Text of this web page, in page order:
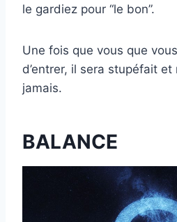
le gardiez pour “le bon”.
Une fois que vous que
d’entrer, il sera stupéfait
jamais.
BALANCE